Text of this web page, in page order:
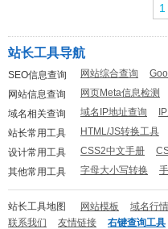
1
站长工具导航
SEO信息查询 网站综合查询
网站信息查询
网页Meta信息检测
域名相关查询
域名IP地址查询
站长常用工具
HTML/JS转换工具
设计常用工具
CSS2中文手册
其他常用工具
字母大小写转换
站长工具地图 网站模板 域名行情
联系我们
友情链接 右键查询工具